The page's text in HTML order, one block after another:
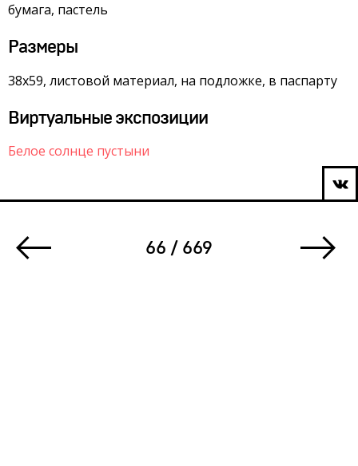
бумага, пастель
Размеры
38х59, листовой материал, на подложке, в паспарту
Виртуальные экспозиции
Белое солнце пустыни
66 / 669